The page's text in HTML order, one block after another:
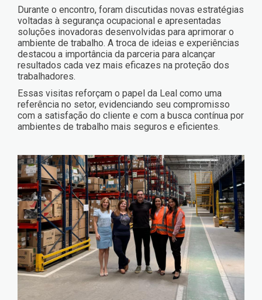
Durante o encontro, foram discutidas novas estratégias
voltadas à segurança ocupacional e apresentadas
soluções inovadoras desenvolvidas para aprimorar o
ambiente de trabalho. A troca de ideias e experiências
destacou a importância da parceria para alcançar
resultados cada vez mais eficazes na proteção dos
trabalhadores.
Essas visitas reforçam o papel da Leal como uma
referência no setor, evidenciando seu compromisso
com a satisfação do cliente e com a busca contínua por
ambientes de trabalho mais seguros e eficientes.